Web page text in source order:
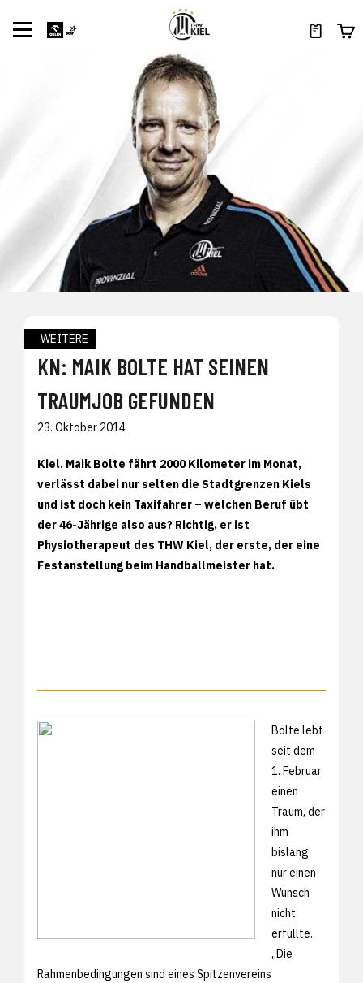
WEITERE
KN: MAIK BOLTE HAT SEINEN
TRAUMJOB GEFUNDEN
23. Oktober 2014
Kiel. Maik Bolte fährt 2000 Kilometer im Monat,
verlässt dabei nur selten die Stadtgrenzen Kiels
und ist doch kein Taxifahrer – welchen Beruf übt
der 46-Jährige also aus? Richtig, er ist
Physiotherapeut des THW Kiel, der erste, der eine
Festanstellung beim Handballmeister hat.
Bolte lebt
seit dem
1. Februar
einen
Traum, der
ihm
bislang
nur einen
Wunsch
nicht
erfüllte.
„Die
Rahmenbedingungen sind eines Spitzenvereins